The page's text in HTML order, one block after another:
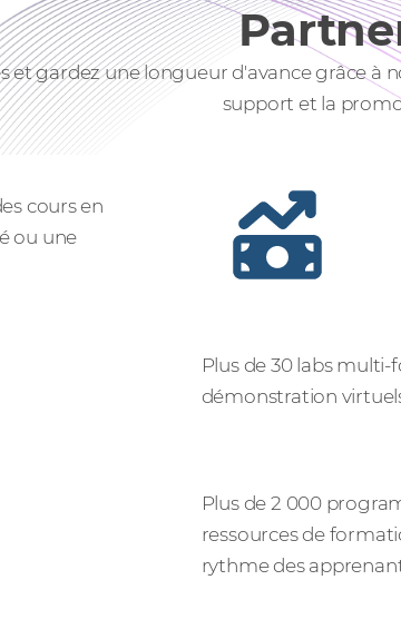
et gardez une longueur d'avance grâce à
support et la
cours en
ou une
Plus de 30 labs
démonstration
Plus de 2 000
ressources de
rythme des